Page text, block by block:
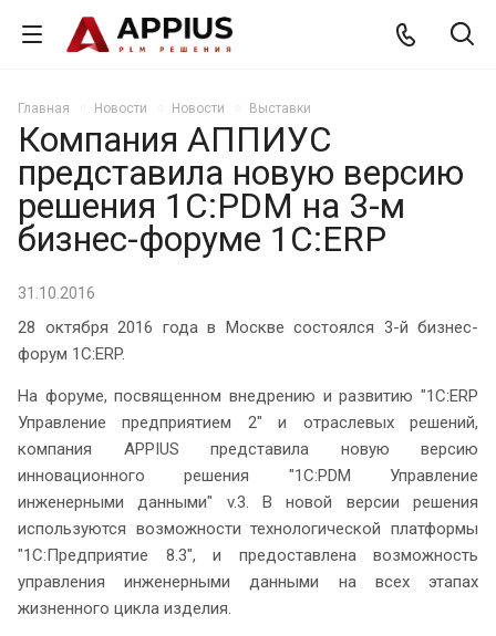
Главная Новости Новости Выставки
Компания АППИУС
представила новую версию
решения 1С:PDM на 3-м
бизнес-форуме 1С:ERP
31.10.2016
28 октября 2016 года в Москве состоялся 3-й бизнес-
форум 1С:ERP.
На форуме, посвященном внедрению и развитию "1С:ERP
Управление предприятием 2" и отраслевых решений,
компания APPIUS представила новую версию
инновационного решения "1С:PDM Управление
инженерными данными" v.3. В новой версии решения
используются возможности технологической платформы
"1С:Предприятие 8.3", и предоставлена возможность
управления инженерными данными на всех этапах
жизненного цикла изделия.